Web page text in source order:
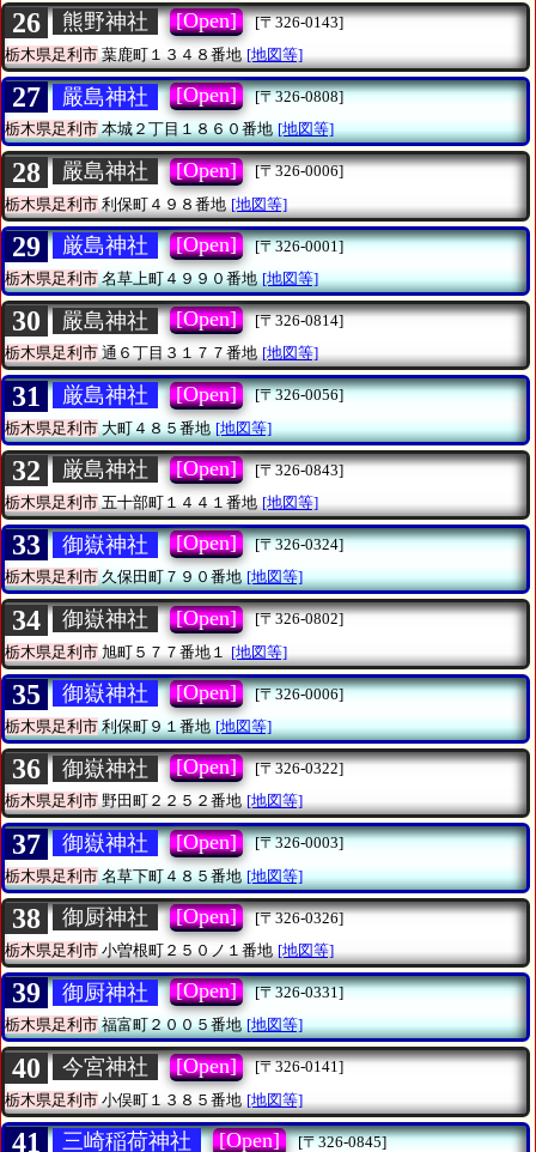
26 熊野神社 [Open]
[〒326-0143]
栃木県足利市 葉鹿町１３４８番地 [地図等]
27 嚴島神社 [Open]
[〒326-0808]
栃木県足利市本城２丁目１８６０番地 [地図等]
28 嚴島神社 [Open]
[〒326-0006]
栃木県足利市 利保町４９８番地 [地図等]
29 厳島神社 [Open]
[〒326-0001]
栃木県足利市名草上町４９９０番地 [地図等]
30 嚴島神社 [Open]
[〒326-0814]
栃木県足利市通６丁目３１７７番地 [地図等]
31 厳島神社 [Open]
[〒326-0056]
栃木県足利市大町４８５番地 [地図等]
32 厳島神社 [Open]
[〒326-0843]
栃木県足利市 五十部町１４４１番地 [地図等]
33 御嶽神社 [Open]
[〒326-0324]
栃木県足利市久保田町７９０番地 [地図等]
34 御嶽神社 [Open]
[〒326-0802]
栃木県足利市 旭町５７７番地１ [地図等]
35 御嶽神社 [Open]
[〒326-0006]
栃木県足利市利保町９１番地 [地図等]
36 御嶽神社 [Open]
[〒326-0322]
栃木県足利市野田町２２５２番地 [地図等]
37 御嶽神社 [Open]
[〒326-0003]
栃木県足利市名草下町４８５番地 [地図等]
38 御厨神社 [Open]
[〒326-0326]
栃木県足利市 小曽根町２５０ノ１番地 [地図等]
39 御厨神社 [Open]
[〒326-0331]
栃木県足利市福富町２００５番地 [地図等]
40 今宮神社 [Open]
[〒326-0141]
栃木県足利市 小俣町１３８５番地 [地図等]
41 三崎稲荷神社 [Open] [〒326-0845]